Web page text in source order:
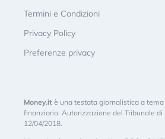
Termini e Condizioni
Privacy Policy
Preferenze privacy
Money.it è una testata giornalistica a
finanziario. Autorizzazione del Tribunale di
12/04/2018.